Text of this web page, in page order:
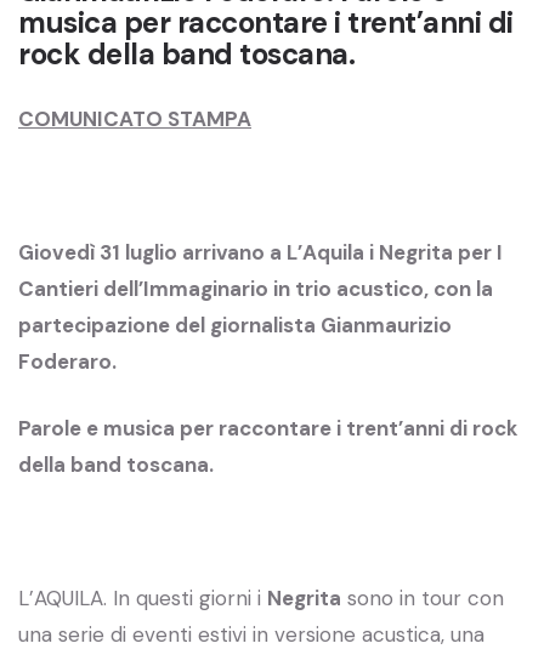
musica per raccontare i trent’anni di
rock della band toscana.
COMUNICATO STAMPA
Giovedì 31 luglio arrivano a L’Aquila i Negrita per I
Cantieri dell’Immaginario in trio acustico, con la
partecipazione del giornalista Gianmaurizio
Foderaro.
Parole e musica per raccontare i trent’anni di rock
della band toscana.
L’AQUILA. In questi giorni i Negrita sono in tour con
una serie di eventi estivi in versione acustica, una